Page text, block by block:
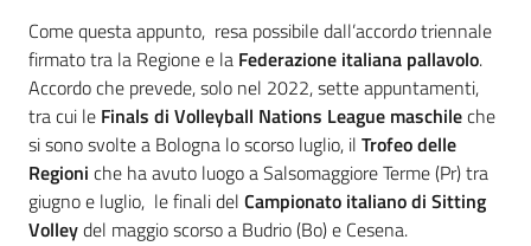
Come questa appunto, resa possibile dall’accordotriennale
firmato tra la Regione e la Federazione italiana pallavolo.
Accordo che prevede, solo nel 2022, sette appuntamenti,
tra cui le Finals di Volleyball Nations League maschileche
si sono svolte a Bologna lo scorso luglio, il Trofeo delle
Regioni che ha avuto luogo a Salsomaggiore Terme (Pr) tra
giugno e luglio, le finali del Campionato italiano di Sitting
Volleydel maggio scorso a Budrio (Bo) e Cesena.